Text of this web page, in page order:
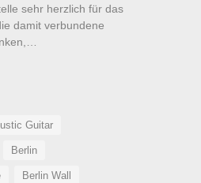
sehr herzlich für das
damit verbundene
Guitar
Berlin
Berlin Wall